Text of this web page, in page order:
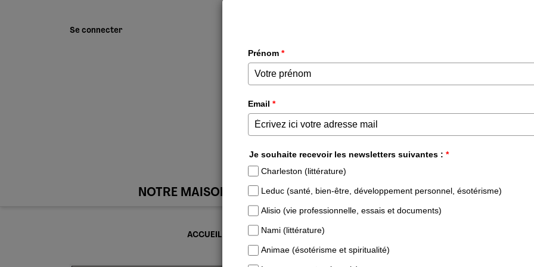
Se connecter
DÉVELOPPEMENT PERSONNEL &
ESSAIS &
NOTRE MAISON NOS LIVRES NOS AUTEURS NOS
ACCUEIL DÉVELOPPEMENT PERSONNEL & PROFESSIONNEL